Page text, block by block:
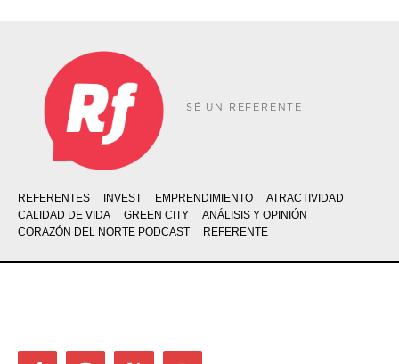
SÉ UN REFERENTE
REFERENTES INVEST EMPRENDIMIENTO
ATRACTIVIDAD
CALIDAD DE VIDA
GREEN CITY
ANÁLISIS Y OPINIÓN
CORAZÓN DEL NORTE PODCAST
REFERENTE